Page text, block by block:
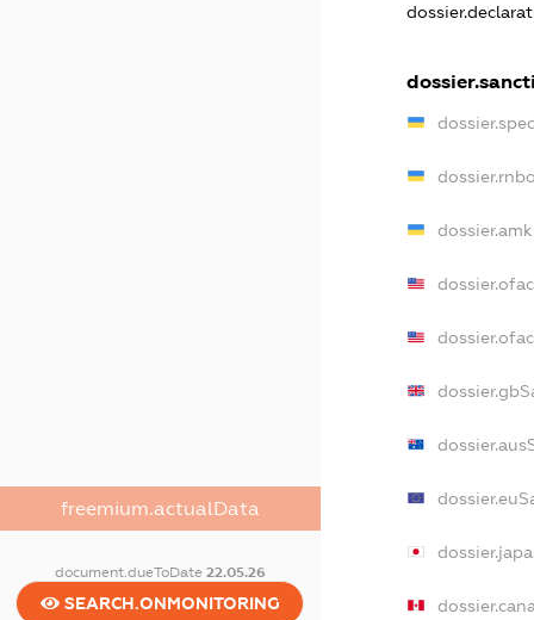
freemium.actualData
document.dueToDate 22.05.26
SEARCH.ONMONITORING